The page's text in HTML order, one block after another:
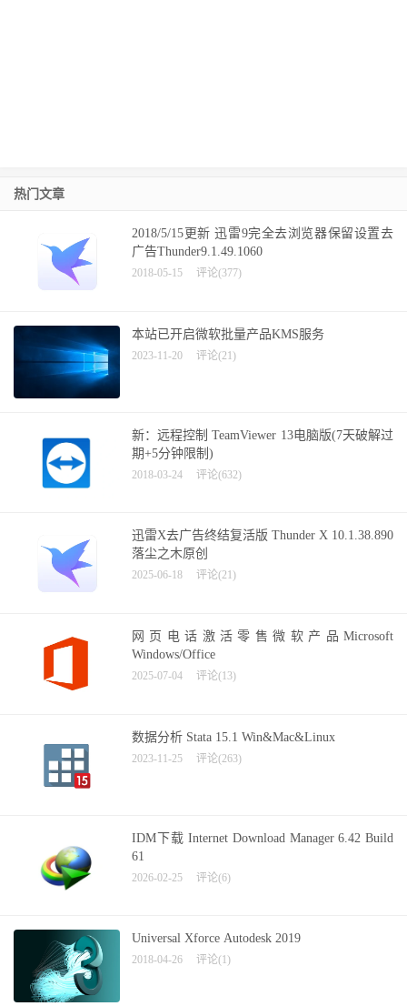
热门文章
2018/5/15更新 迅雷9完全去浏览器保留设置去
广告Thunder9.1.49.1060
2018-05-15 评论(377)
本站已开启微软批量产品KMS服务
2023-11-20 评论(21)
新：远程控制 TeamViewer 13电脑版(7天破解过
期+5分钟限制)
2018-03-24 评论(632)
迅雷X去广告终结复活版 Thunder X 10.1.38.890
落尘之木原创
2025-06-18 评论(21)
网页电话激活零售微软产品Microsoft
Windows/Office
2025-07-04 评论(13)
数据分析 Stata 15.1 Win&Mac&Linux
2023-11-25 评论(263)
IDM下载 Internet Download Manager 6.42 Build
61
2026-02-25 评论(6)
Universal Xforce Autodesk 2019
2018-04-26 评论(1)